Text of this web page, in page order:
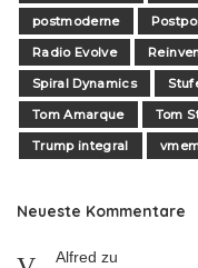
postmoderne
Radio Evolve
Spiral Dynamics
Tom Amarque
Tom
Trump integral
Neueste Kommentare
Alfred zu